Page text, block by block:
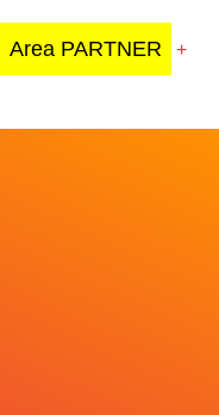
Area PARTNER